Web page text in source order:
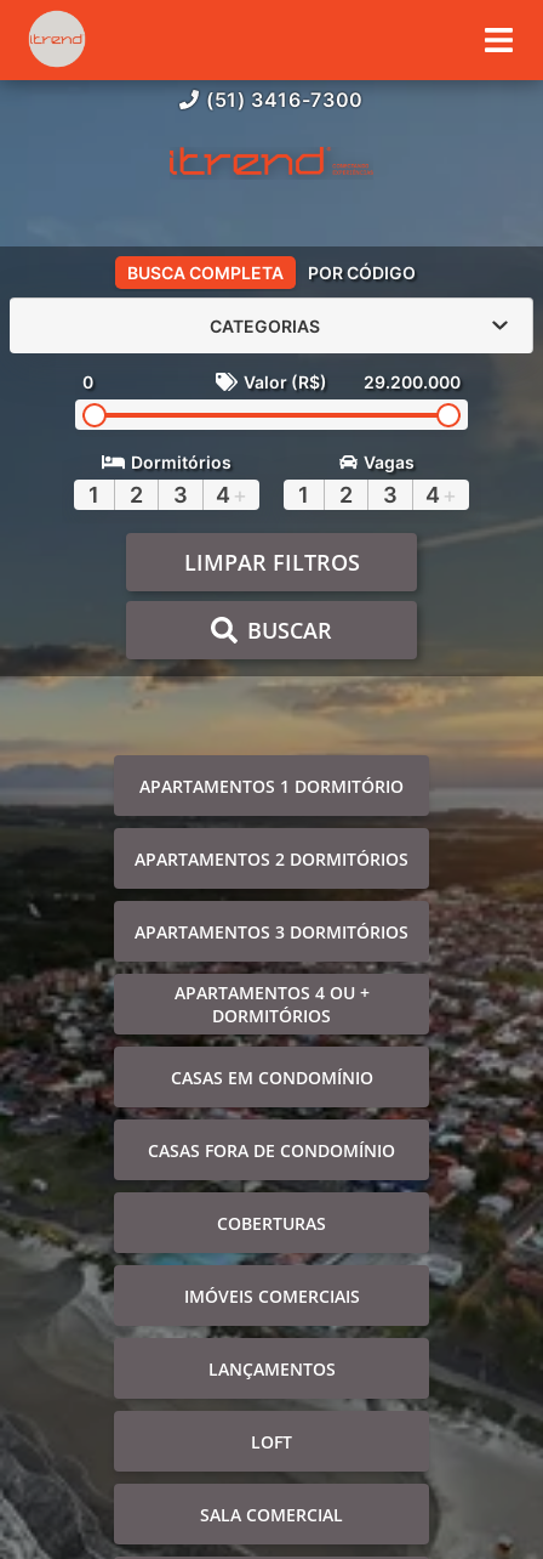
(51) 3416-7300
BUSCA COMPLETA POR CÓDIGO
CATEGORIAS
0 Valor (R$) 29.200.000
Dormitórios
1 2 3 4 +
Vagas
1 2 3 4 +
LIMPAR FILTROS
BUSCAR
APARTAMENTOS 1 DORMITÓRIO
APARTAMENTOS 2 DORMITÓRIOS
APARTAMENTOS 3 DORMITÓRIOS
APARTAMENTOS 4 OU +
DORMITÓRIOS
CASAS EM CONDOMÍNIO
CASAS FORA DE CONDOMÍNIO
COBERTURAS
IMÓVEIS COMERCIAIS
LANÇAMENTOS
LOFT
SALA COMERCIAL